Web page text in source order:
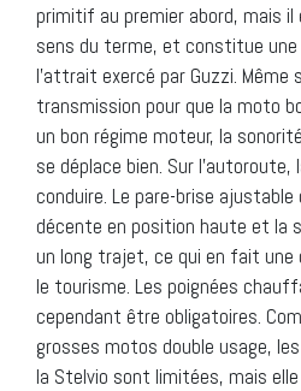
primitif au premier abord, mais
sens du terme, et constitue
l’attrait exercé par Guzzi. Même
transmission pour que la moto
un bon régime moteur, la
se déplace bien. Sur
conduire. Le pare-brise
décente en position haute et la
un long trajet, ce qui en fait une
le tourisme. Les poignées
cependant être obligatoires.
grosses motos double usage,
la Stelvio sont limitées, mais